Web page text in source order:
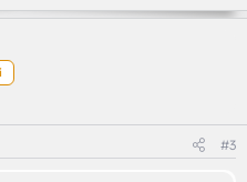
#3